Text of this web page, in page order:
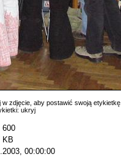
zdjęcie, aby postawić swoją etykietkę.
ukryj
600
KB
00:00:00